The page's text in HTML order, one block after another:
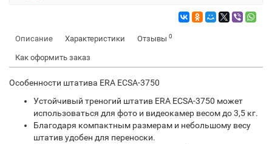
Описание Характеристики Отзывы 0
Как оформить заказ
Особенности штатива ERA ECSA-3750
Устойчивый треногий штатив ERA ECSA-3750 может
использоваться для фото и видеокамер весом до 3,5 кг.
Благодаря компактным размерам и небольшому весу
штатив удобен для переноски.